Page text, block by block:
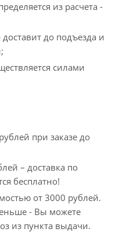
из расчета -
до подъезда и
силами
при заказе до
– доставка по
бесплатно!
от 3000 рублей.
- Вы можете
из пункта выдачи.